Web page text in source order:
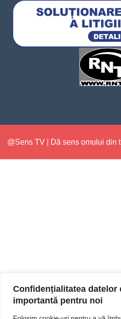
Confidențialitatea datelor
importantă pentru noi
@Sens TV | Dă sens omului din